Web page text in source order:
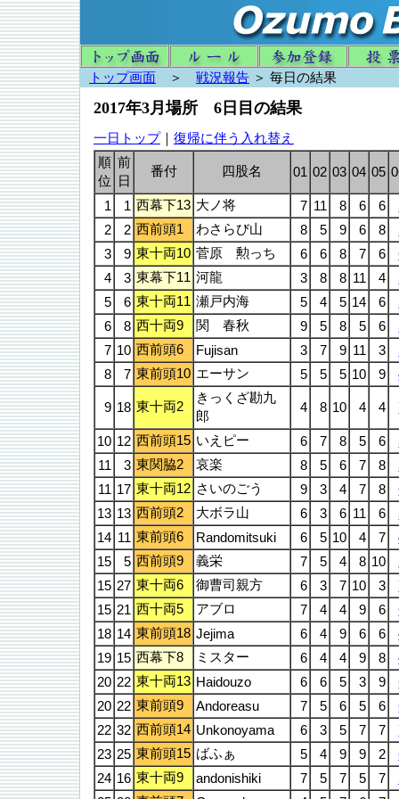
トップ画面 ＞ 戦況報告 ＞ 毎日の結果
2017年3月場所 6日目の結果
一日トップ｜ 復帰に伴う入れ替え
順
位
前
日
番付 四股名 01 02 03 04 05
1 1 西幕下13 大ノ将 7 11 8 6 6
2
2 西前頭1 わさらび山 8 5 9 6 8
3
9 東十両10 菅原 勲っち 6 6 8 7 6
4
3 東幕下11 河龍 3 8 8 11 4
5
6 東十両11 瀬戸内海 5 4 5 14 6
6
8 西十両9 関 春秋 9 5 8 5 6
7 10 西前頭6 Fujisan 3 7 9 11 3
8
7 東前頭10 エーサン 5 5 5 10 9
9 18 東十両2
きっくざ勘九
郎
4 8 10 4 4
10 12 西前頭15 いえピー 6 7 8 5 6
11
3 東関脇2 哀楽 8 5 6 7 8
11 17 東十両12 さいのごう 9 3 4 7 8
13 13 西前頭2 大ボラ山 6 3 6 11 6
14 11 東前頭6 Randomitsuki 6 5 10 4 7
15
5 西前頭9 義栄 7 5 4 8 10
15 27 東十両6 御曹司親方 6 3 7 10 3
15 21 西十両5 アブロ 7 4 4 9 6
18 14 東前頭18 Jejima 6 4 9 6 6
19 15 西幕下8 ミスター 6 4 4 9 8
20 22 東十両13 Haidouzo 6 6 5 3 9
20 22 東前頭9 Andoreasu 7 5 6 5 6
22 32 西前頭14 Unkonoyama 6 3 5 7 7
23 25 東前頭15 ばふぁ 5 4 9 9 2
24 16 東十両9 andonishiki 7 5 7 5 7